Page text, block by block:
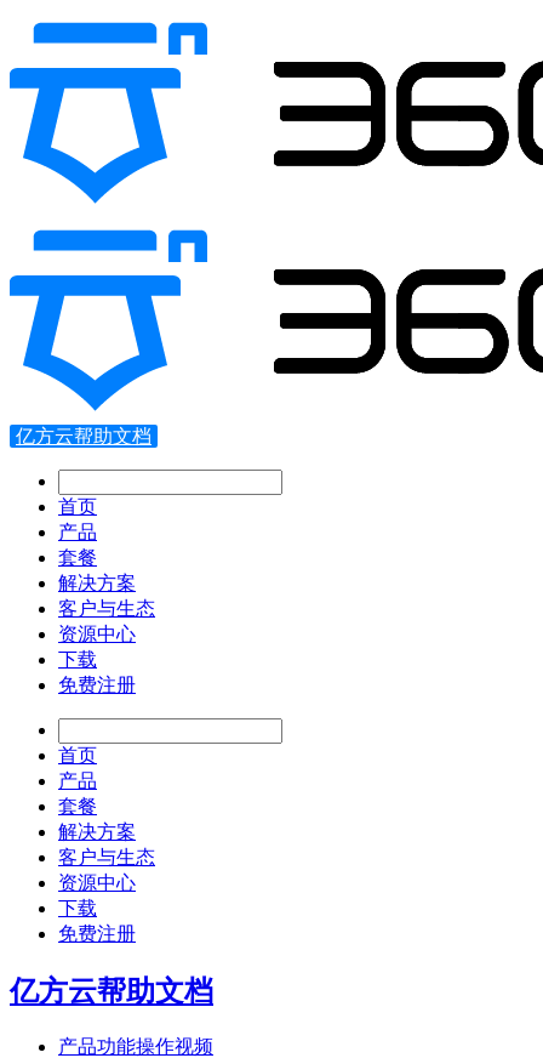
亿方云帮助文档
首页
产品
套餐
解决方案
客户与生态
资源中心
下载
免费注册
首页
产品
套餐
解决方案
客户与生态
资源中心
下载
免费注册
亿方云帮助文档
产品功能操作视频